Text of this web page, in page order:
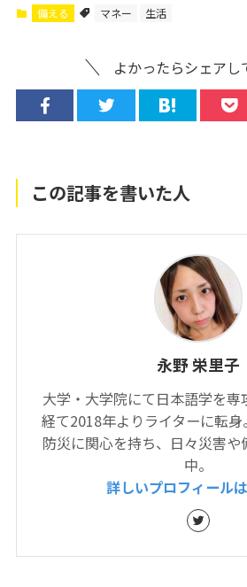
備える マネー 生活
よかったらシェアし
この記事を書いた人
永野 栄里子
大学・大学院にて日本語学を専
経て2018年よりライターに転
防災に関心を持ち、日々災害や
中。
詳しいプロフィール